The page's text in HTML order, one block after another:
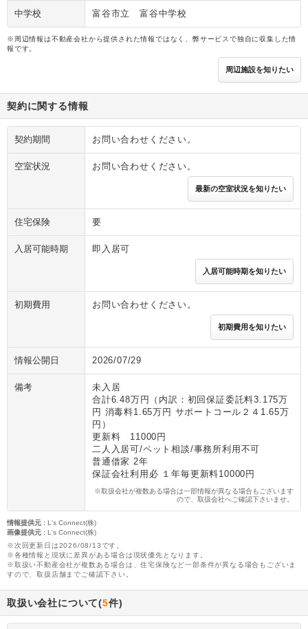
中学校 富谷市立 富谷中学校
※周辺情報は不動産会社から提供された情報ではなく、弊サービスで独自に収集した情
報です。
周辺施設を知りたい
契約に関する情報
契約期間 お問い合わせください。
空室状況 お問い合わせください。
最新の空室状況を知りたい
住宅保険 要
入居可能時期 即入居可
入居可能時期を知りたい
初期費用 お問い合わせください。
初期費用を知りたい
情報公開日 2026/07/29
備考
未入居
合計6.48万円（内訳：初回保証委託料3.175万
円 消毒料1.65万円 サポートコール２４1.65万
円）
更新料 11000円
二人入居可/ペット相談/事務所利用不可
普通借家 2年
保証会社利用必 １年毎更新料10000円
※取扱会社が複数ある場合は一部情報が異なる場合もございます
ので、取扱会社へご確認下さいませ。
情報提供元 : L's Connect(株)
画像提供元 : L's Connect(株)
※次回更新日は2026/08/13です。
※各種情報と現状に差異がある場合は現状優先となります。
※取扱い不動産会社が複数ある場合は、住宅保険など一部条件が異なる場合もございま
すので、取扱店舗までご確認下さい。
取扱い会社について(5件)